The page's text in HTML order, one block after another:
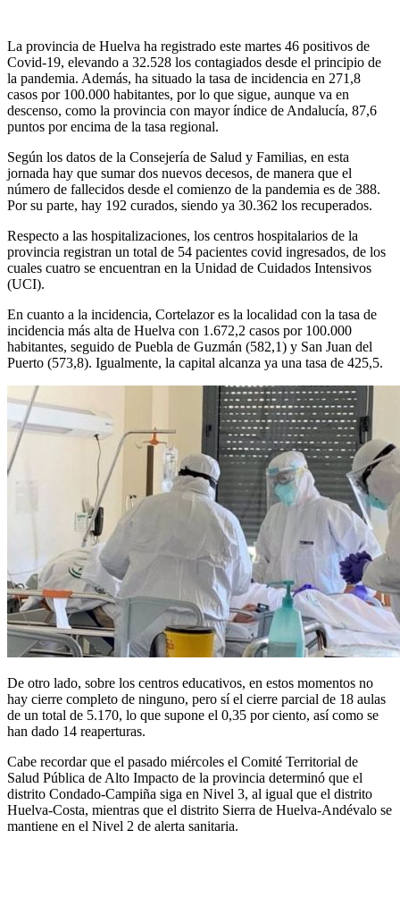
La provincia de Huelva ha registrado este martes 46 positivos de
Covid-19, elevando a 32.528 los contagiados desde el principio de
la pandemia. Además, ha situado la tasa de incidencia en 271,8
casos por 100.000 habitantes, por lo que sigue, aunque va en
descenso, como la provincia con mayor índice de Andalucía, 87,6
puntos por encima de la tasa regional.
Según los datos de la Consejería de Salud y Familias, en esta
jornada hay que sumar dos nuevos decesos, de manera que el
número de fallecidos desde el comienzo de la pandemia es de 388.
Por su parte, hay 192 curados, siendo ya 30.362 los recuperados.
Respecto a las hospitalizaciones, los centros hospitalarios de la
provincia registran un total de 54 pacientes covid ingresados, de los
cuales cuatro se encuentran en la Unidad de Cuidados Intensivos
(UCI).
En cuanto a la incidencia, Cortelazor es la localidad con la tasa de
incidencia más alta de Huelva con 1.672,2 casos por 100.000
habitantes, seguido de Puebla de Guzmán (582,1) y San Juan del
Puerto (573,8). Igualmente, la capital alcanza ya una tasa de 425,5.
De otro lado, sobre los centros educativos, en estos momentos no
hay cierre completo de ninguno, pero sí el cierre parcial de 18 aulas
de un total de 5.170, lo que supone el 0,35 por ciento, así como se
han dado 14 reaperturas.
Cabe recordar que el pasado miércoles el Comité Territorial de
Salud Pública de Alto Impacto de la provincia determinó que el
distrito Condado-Campiña siga en Nivel 3, al igual que el distrito
Huelva-Costa, mientras que el distrito Sierra de Huelva-Andévalo se
mantiene en el Nivel 2 de alerta sanitaria.